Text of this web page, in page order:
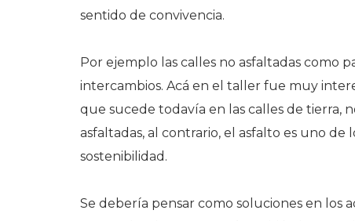
sentido de convivencia.
Por ejemplo las calles no asfaltadas como
intercambios. Acá en el taller fue muy
que sucede todavía en las calles de tierra,
asfaltadas, al contrario, el asfalto es uno
sostenibilidad.
Se debería pensar como soluciones en los